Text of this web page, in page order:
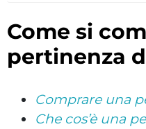
come si compra una
pertinenza
Comprare una
Che cos’è una